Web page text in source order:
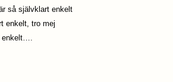
så självklart enkelt
enkelt, tro mej
enkelt….